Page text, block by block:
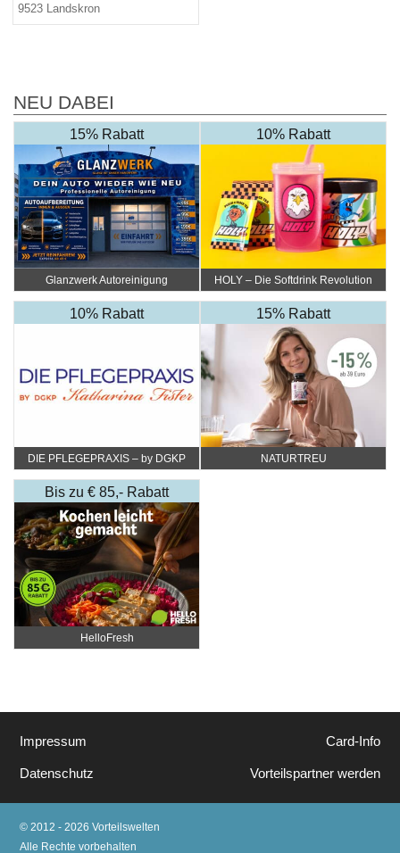
9523 Landskron
NEU DABEI
15% Rabatt
Glanzwerk Autoreinigung
10% Rabatt
HOLY – Die Softdrink Revolution
10% Rabatt
DIE PFLEGEPRAXIS – by DGKP
15% Rabatt
NATURTREU
Bis zu € 85,- Rabatt
HelloFresh
Impressum
Datenschutz
Card-Info
Vorteilspartner werden
© 2012 - 2026 Vorteilswelten
Alle Rechte vorbehalten